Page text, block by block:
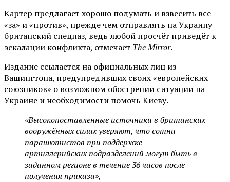
Картер предлагает хорошо подумать и взвесить все
«за» и «против», прежде чем отправлять на Украину
британский спецназ, ведь любой просчёт приведёт к
эскалации конфликта, отмечает The Mirror.
Издание ссылается на официальных лиц из
Вашингтона, предупредивших своих «европейских
союзников» о возможном обострении ситуации на
Украине и необходимости помочь Киеву.
«Высокопоставленные источники в британских
вооружённых силах уверяют, что сотни
парашютистов при поддержке
артиллерийских подразделений могут быть в
заданном регионе в течение 36 часов после
получения приказа»,